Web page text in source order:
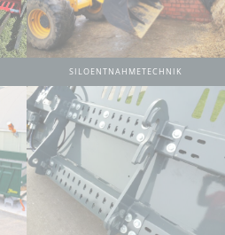
SILOENTNAHMETECHNIK